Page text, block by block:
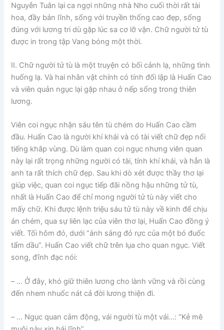
Nguyễn Tuân lại ca ngợi những nhà Nho cuối thời rất tài
hoa, đầy bản lĩnh, sống với truyền thống cao đẹp, sống
đúng với lương tri dù gặp lúc sa cơ lỡ vận. Chữ người tử tù
được in trong tập Vang bóng một thời.
II. Chữ người tử tù là một truyện có bối cảnh lạ, những tình
huống lạ. Và hai nhân vật chính có tính đối lập là Huấn Cao
và viên quản ngục lại gặp nhau ở nếp sống trong thiên
lương.
Viên coi ngục nhận sáu tên tù chém do Huấn Cao cầm
đầu. Huấn Cao là người khí khái và có tài viết chữ đẹp nổi
tiếng khắp vùng. Dù làm quan coi ngục nhưng viên quan
này lại rất trọng những người có tài, tính khí khái, và hẳn là
anh ta rất thích chữ đẹp. Sau khi dò xét được thầy thơ lại
giúp việc, quan coi ngục tiếp đãi nồng hậu những tử tù,
nhất là Huấn Cao để chỉ mong người tử tù này viết cho
mấy chữ. Khi được lệnh triệu sáu tử tù này về kinh để chịu
án chém, qua sự liên lạc của viên thơ lại, Huấn Cao đồng ý
viết. Tối hôm đó, dưới “ánh sáng đỏ rực của một bó đuốc
tẩm dầu”. Huấn Cao viết chữ trên lụa cho quan ngục. Viết
song, đĩnh đạc nói:
– … Ở đây, khó giữ thiên lương cho lành vững và rồi cùng
đến nhem nhuốc nát cả đời lương thiện đi.
– … Ngục quan cảm động, vái người tù một vái…: “Kẻ mê